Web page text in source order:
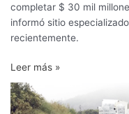
completar $ 30 mil
informó sitio
recientemente.
Leer más »
Inversores
de